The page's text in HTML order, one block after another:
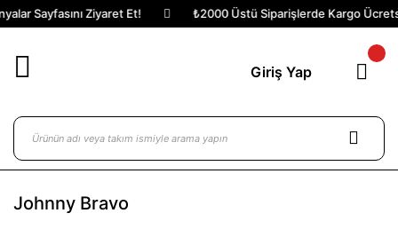
Sayfasını Ziyaret Et! ₺2000 Üstü Siparişlerde Kargo Ücretsiz!
Giriş Yap
Johnny Bravo